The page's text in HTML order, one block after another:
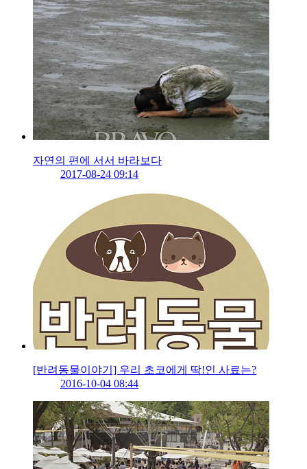
자연의 편에 서서 바라보다
2017-08-24 09:14
[반려동물이야기] 우리 초코에게 딱!인 사료는?
2016-10-04 08:44